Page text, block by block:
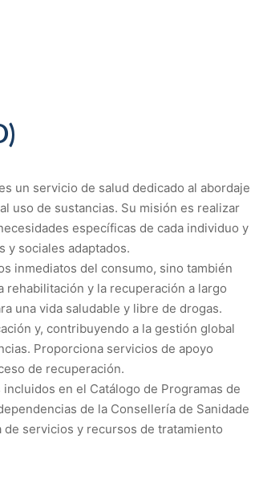
un servicio de salud dedicado al abordaje
uso de sustancias. Su misión es realizar
específicas de cada individuo y
y sociales adaptados.
inmediatos del consumo, sino también
rehabilitación y la recuperación a largo
una vida saludable y libre de drogas.
y, contribuyendo a la gestión global
Proporciona servicios de apoyo
de recuperación.
en el Catálogo de Programas de
de la Consellería de Sanidade
servicios y recursos de tratamiento